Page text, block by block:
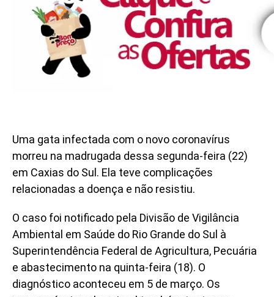
Uma gata infectada com o novo coronavírus
morreu na madrugada dessa segunda-feira (22)
em Caxias do Sul. Ela teve complicações
relacionadas a doença e não resistiu.
O caso foi notificado pela Divisão de Vigilância
Ambiental em Saúde do Rio Grande do Sul à
Superintendência Federal de Agricultura, Pecuária
e abastecimento na quinta-feira (18). O
diagnóstico aconteceu em 5 de março. Os